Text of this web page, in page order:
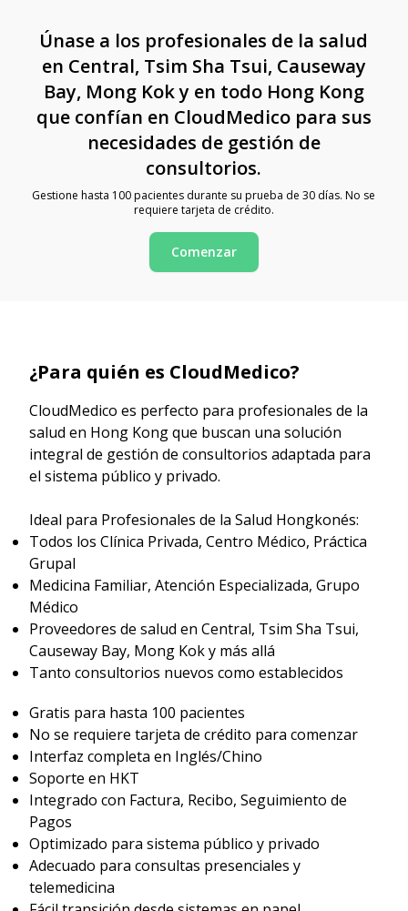
Únase a los profesionales de la salud
en Central, Tsim Sha Tsui, Causeway
Bay, Mong Kok y en todo Hong Kong
que confían en CloudMedico para sus
necesidades de gestión de
consultorios.
Gestione hasta 100 pacientes durante su prueba de 30 días. No se
requiere tarjeta de crédito.
Comenzar
¿Para quién es CloudMedico?
CloudMedico es perfecto para profesionales de la
salud en Hong Kong que buscan una solución
integral de gestión de consultorios adaptada para
el sistema público y privado.
Ideal para Profesionales de la Salud Hongkonés:
Todos los Clínica Privada, Centro Médico, Práctica
Grupal
Medicina Familiar, Atención Especializada, Grupo
Médico
Proveedores de salud en Central, Tsim Sha Tsui,
Causeway Bay, Mong Kok y más allá
Tanto consultorios nuevos como establecidos
Gratis para hasta 100 pacientes
No se requiere tarjeta de crédito para comenzar
Interfaz completa en Inglés/Chino
Soporte en HKT
Integrado con Factura, Recibo, Seguimiento de
Pagos
Optimizado para sistema público y privado
Adecuado para consultas presenciales y
telemedicina